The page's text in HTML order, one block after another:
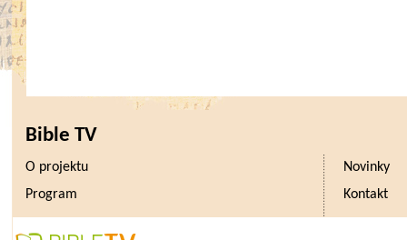
Bible TV
O projektu
Novinky
Program
Kontakt